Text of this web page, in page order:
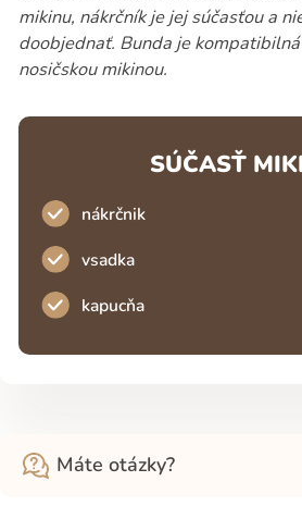
mikinu, nákrčník je jej súčasťou a
doobjednať. Bunda je
nosičskou mikinou.
SÚČASŤ
nákrčnik
vsadka
kapucňa
Máte otázky?